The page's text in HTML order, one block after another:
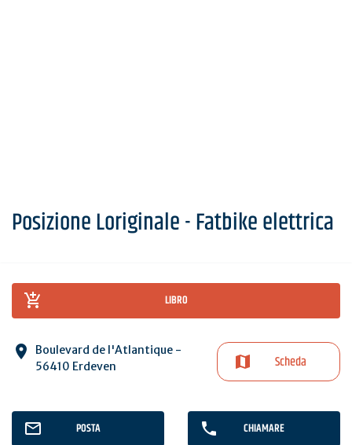
Posizione Loriginale - Fatbike elettrica
LIBRO
Boulevard de l'Atlantique -
56410 Erdeven
Scheda
POSTA CHIAMARE